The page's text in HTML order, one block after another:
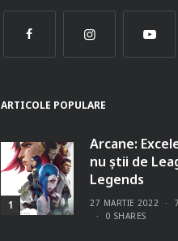
ARTICOLE POPULARE
1
Arcane:
nu știi de
Legends
27 MARTIE 2022
0 SHARES